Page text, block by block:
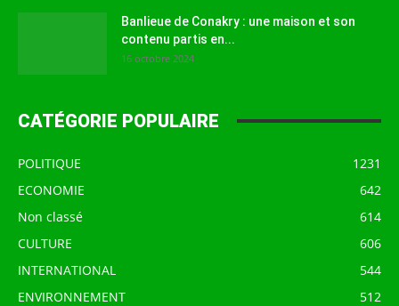
Banlieue de Conakry : une maison et son
contenu partis en...
16 octobre 2024
CATÉGORIE POPULAIRE
POLITIQUE
1231
ECONOMIE
642
Non classé
614
CULTURE
606
INTERNATIONAL
544
ENVIRONNEMENT
512